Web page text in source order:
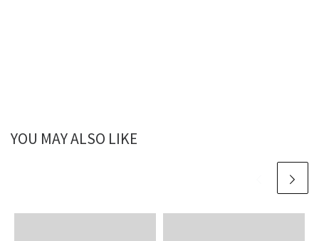
YOU MAY ALSO LIKE